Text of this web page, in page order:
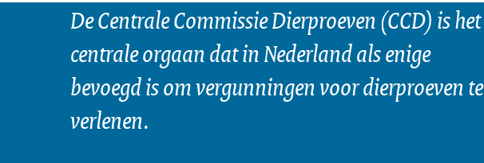
De Centrale Commissie Dierproeven (CCD) is het
centrale orgaan dat in Nederland als enige
bevoegd is om vergunningen voor dierproeven te
verlenen.